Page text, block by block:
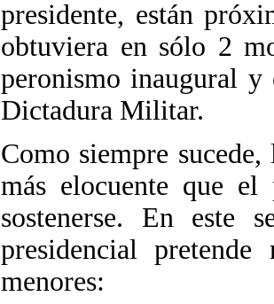
presidente, están
obtuviera en sólo 2
peronismo inaugural
Dictadura Militar.
Como siempre
más elocuente que el
sostenerse. En este
presidencial
menores: